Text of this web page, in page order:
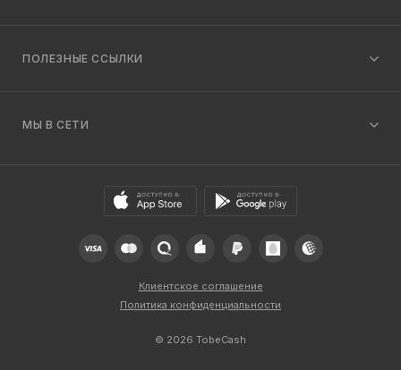
ПОЛЕЗНЫЕ ССЫЛКИ
МЫ В СЕТИ
© 2026 TobeCash
Клиентское соглашение
Политика конфиденциальности